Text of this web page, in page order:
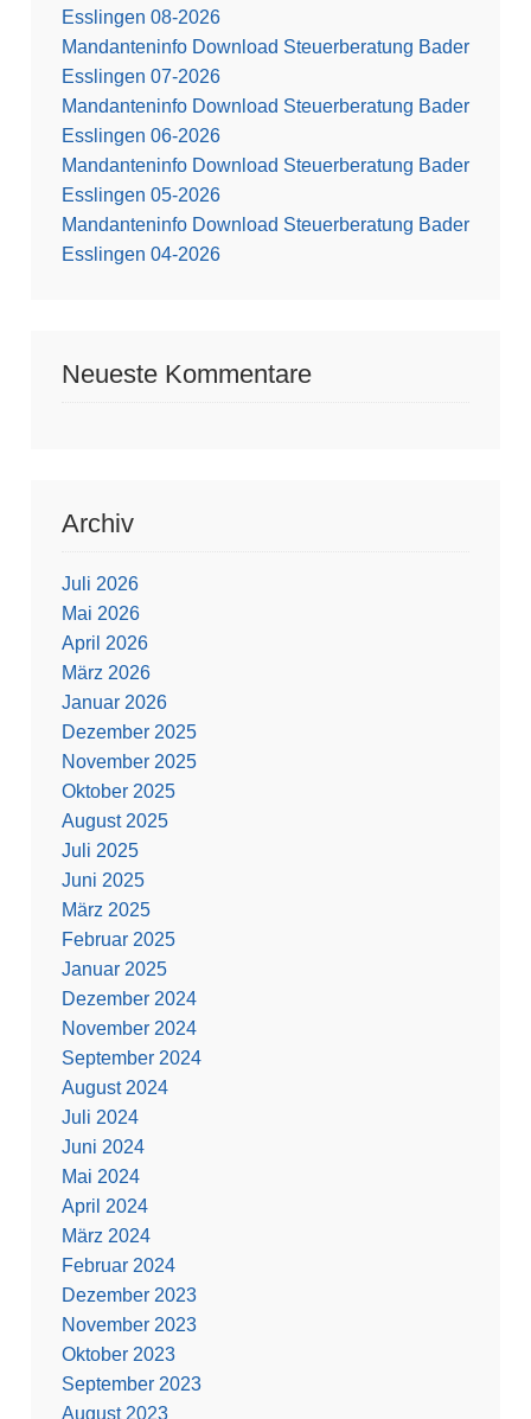
Esslingen 08-2026
Mandanteninfo Download Steuerberatung Bader
Esslingen 07-2026
Mandanteninfo Download Steuerberatung Bader
Esslingen 06-2026
Mandanteninfo Download Steuerberatung Bader
Esslingen 05-2026
Mandanteninfo Download Steuerberatung Bader
Esslingen 04-2026
Neueste Kommentare
Archiv
Juli 2026
Mai 2026
April 2026
März 2026
Januar 2026
Dezember 2025
November 2025
Oktober 2025
August 2025
Juli 2025
Juni 2025
März 2025
Februar 2025
Januar 2025
Dezember 2024
November 2024
September 2024
August 2024
Juli 2024
Juni 2024
Mai 2024
April 2024
März 2024
Februar 2024
Dezember 2023
November 2023
Oktober 2023
September 2023
August 2023